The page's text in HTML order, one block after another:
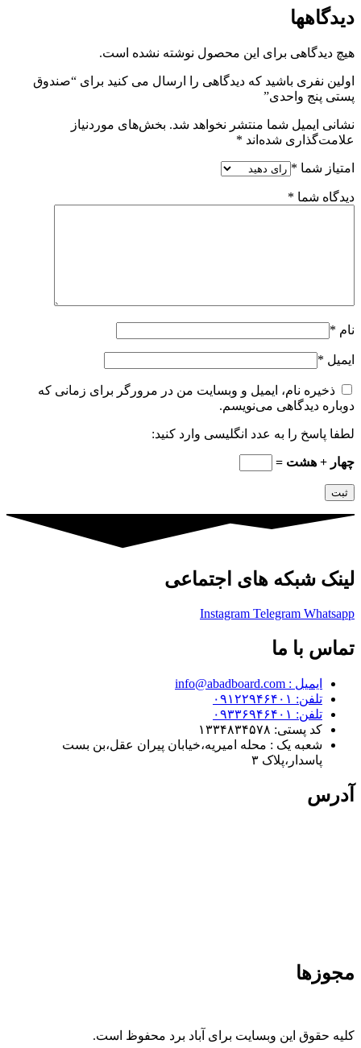
دیدگاهها
هیچ دیدگاهی برای این محصول نوشته نشده است.
اولین نفری باشید که دیدگاهی را ارسال می کنید برای “صندوق
پستی پنج واحدی”
نشانی ایمیل شما منتشر نخواهد شد. بخش‌های موردنیاز
علامت‌گذاری شده‌اند *
امتیاز شما *
دیدگاه شما *
نام *
ایمیل *
ذخیره نام، ایمیل و وبسایت من در مرورگر برای زمانی که
دوباره دیدگاهی می‌نویسم.
لطفا پاسخ را به عدد انگلیسی وارد کنید:
چهار + هشت =
لینک شبکه های اجتماعی
Instagram Telegram Whatsapp
تماس با ما
ایمیل : info@abadboard.com
تلفن: ۰۹۱۲۲۹۴۶۴۰۱
تلفن: ۰۹۳۳۶۹۴۶۴۰۱
کد پستی: ۱۳۳۴۸۳۴۵۷۸
شعبه یک : محله امیریه،خیابان پیران عقل،بن بست
پاسدار،پلاک ۳
آدرس
مجوزها
کلیه حقوق این وبسایت برای آباد برد محفوظ است.